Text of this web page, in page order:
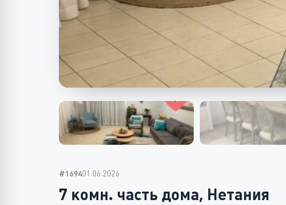
#169401.06.2026
7 комн. часть дома, Нетания